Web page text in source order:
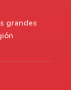
grandes